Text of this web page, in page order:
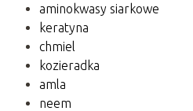
aminokwasy siarkowe
keratyna
chmiel
kozieradka
amla
neem